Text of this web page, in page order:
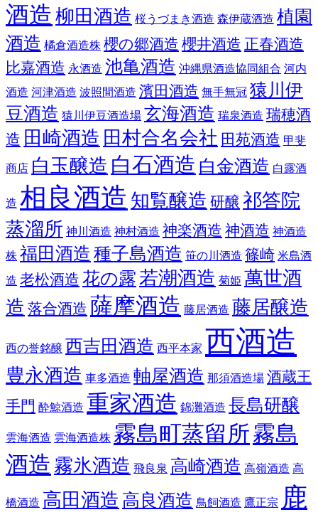
酒造 柳田酒造 桜うづまき酒造 森伊蔵酒造 植園
酒造 橘倉酒造株 櫻の郷酒造 櫻井酒造 正春酒造
比嘉酒造 永酒造 池亀酒造 沖縄県酒造協同組合 河内
酒造 河津酒造 波照間酒造 濱田酒造 無手無冠 猿川伊
豆酒造 猿川伊豆酒造場 玄海酒造 瑞泉酒造 瑞穂酒
造 田崎酒造 田村合名会社 田苑酒造 甲斐
商店 白玉醸造 白石酒造 白金酒造 白露酒
造 相良酒造 知覧醸造 研醸 祁答院
蒸溜所 神川酒造 神村酒造 神楽酒造 神酒造 神酒造
株 福田酒造 種子島酒造 笹の川酒造 篠崎 米島酒
造 老松酒造 花の露若潮酒造 菊姫 萬世酒
造 落合酒造 薩摩酒造 藤居酒造 藤居醸造
西の誉銘醸 西吉田酒造 西平本家 西酒造
豊永酒造 車多酒造 軸屋酒造 那須酒造場 酒蔵王
手門 酔鯨酒造 重家酒造 錦灘酒造 長島研醸
雲海酒造 雲海酒造株 霧島町蒸留所霧島
酒造 霧氷酒造 飛良泉 高崎酒造 高嶺酒造 高
橋酒造 高田酒造 高良酒造 鳥飼酒造 鷹正宗 鹿